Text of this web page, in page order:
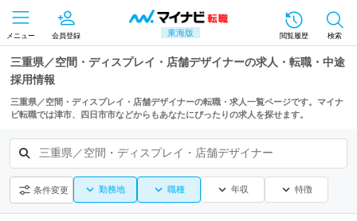
東海版
メニュー 会員登録 閲覧履歴 検索
三重県／空間・ディスプレイ・店舗デザイナーの求人・転職・中途
採用情報
三重県／空間・ディスプレイ・店舗デザイナーの転職・求人一覧ページです。マイナ
ビ転職では津市、四日市市などからもあなたにぴったりの求人を探せます。
三重県／空間・ディスプレイ・店舗デザイナー
条件変更 勤務地 職種 年収 特徴